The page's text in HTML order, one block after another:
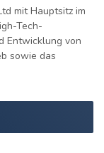
mit Hauptsitz im
Tech-
Entwicklung von
sowie das